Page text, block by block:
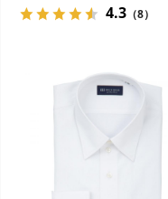
4.3（8）